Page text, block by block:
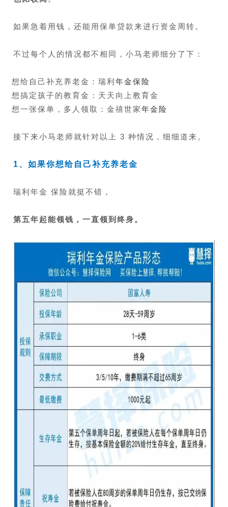
如果急着用钱，还能用保单贷款来进行资金周转。
不过每个人的情况都不相同，小马老师细分了下：
想给自己补充养老金：瑞利 年金保险
想搞定孩子的教育金：天天向上教育金
想一张保单，多人领取：金禧世家年金险
接下来小马老师就针对以上 3 种情况，细细道来。
1、 如果你想给自己补充养老金
瑞利年金 保险就挺不错，
第五年起能领钱 ，一直领到终身。